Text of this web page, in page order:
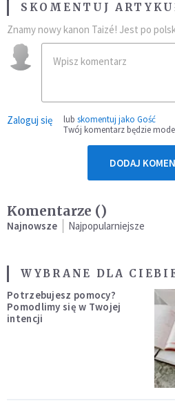
SKOMENTUJ
Znamy nowy kanon Taizé! Jest po
Zaloguj się lub skomentuj jako Gość
Twój komentarz będzie
DODAJ
Komentarze ()
Najnowsze Najpopularniejsze
WYBRANE DLA
Potrzebujesz pomocy?
Pomodlimy się w Twojej
intencji